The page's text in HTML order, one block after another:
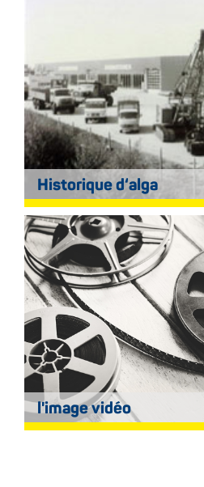
Historique d‘alga
l'image vidéo